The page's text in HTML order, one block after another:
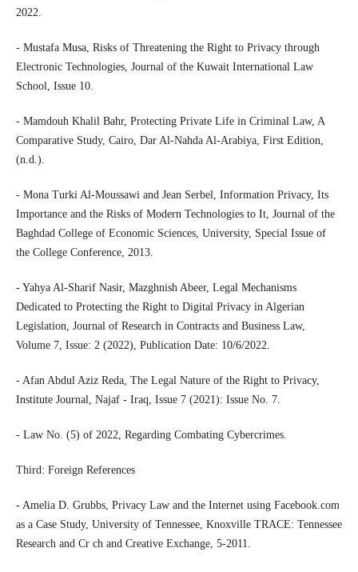
2022.
- Mustafa Musa, Risks of Threatening the Right to Privacy through
Electronic Technologies, Journal of the Kuwait International Law
School, Issue 10.
- Mamdouh Khalil Bahr, Protecting Private Life in Criminal Law, A
Comparative Study, Cairo, Dar Al-Nahda Al-Arabiya, First Edition,
(n.d.).
- Mona Turki Al-Moussawi and Jean Serbel, Information Privacy, Its
Importance and the Risks of Modern Technologies to It, Journal of the
Baghdad College of Economic Sciences, University, Special Issue of
the College Conference, 2013.
- Yahya Al-Sharif Nasir, Mazghnish Abeer, Legal Mechanisms
Dedicated to Protecting the Right to Digital Privacy in Algerian
Legislation, Journal of Research in Contracts and Business Law,
Volume 7, Issue: 2 (2022), Publication Date: 10/6/2022.
- Afan Abdul Aziz Reda, The Legal Nature of the Right to Privacy,
Institute Journal, Najaf - Iraq, Issue 7 (2021): Issue No. 7.
- Law No. (5) of 2022, Regarding Combating Cybercrimes.
Third: Foreign References
- Amelia D. Grubbs, Privacy Law and the Internet using Facebook.com
as a Case Study, University of Tennessee, Knoxville TRACE: Tennessee
Research and Cr ch and Creative Exchange, 5-2011.